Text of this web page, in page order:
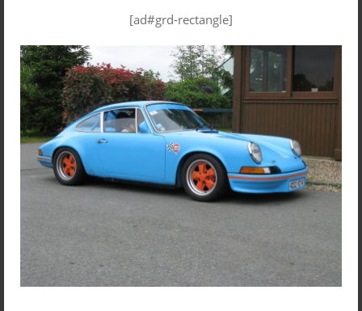
[ad#grd-rectangle]